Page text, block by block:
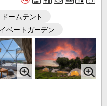
ドームテント
ベートガーデン